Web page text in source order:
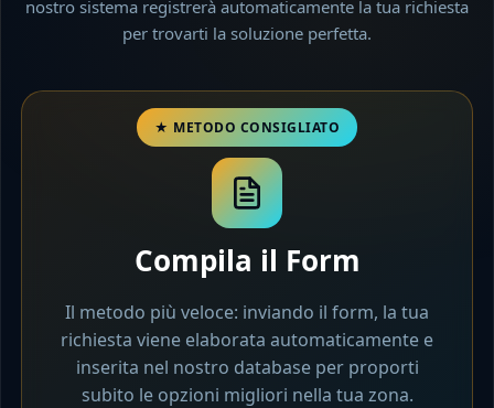
nostro sistema registrerà automaticamente la tua richiesta
per trovarti la soluzione perfetta.
Compila il Form
Il metodo più veloce: inviando il form, la tua
richiesta viene elaborata automaticamente e
inserita nel nostro database per proporti
subito le opzioni migliori nella tua zona.